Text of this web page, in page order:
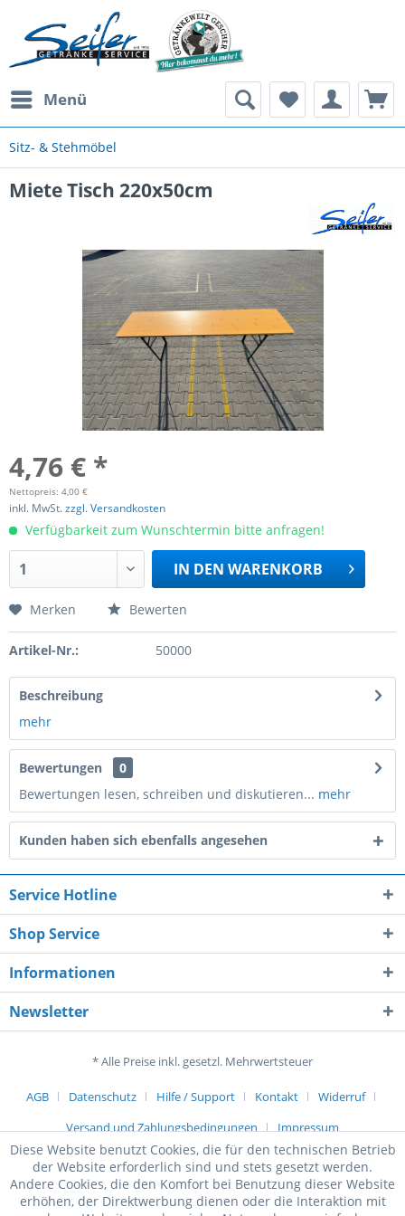
Menü
Sitz- & Stehmöbel
Miete Tisch 220x50cm
4,76 € *
Nettopreis: 4,00 €
inkl. MwSt.zzgl. Versandkosten
Verfügbarkeit zum Wunschtermin bitte anfragen!
IN DEN WARENKORB
Merken Bewerten
Artikel-Nr.: 50000
Beschreibung
mehr
Bewertungen
0
Bewertungen lesen, schreiben und diskutieren... mehr
Kunden haben sich ebenfalls angesehen
Service Hotline
Shop Service
Informationen
Newsletter
* Alle Preise inkl. gesetzl. Mehrwertsteuer
AGB Datenschutz Hilfe / Support Kontakt
Widerruf
Versand und Zahlungsbedingungen
Impressum
Diese Website benutzt Cookies, die für den technischen Betrieb
der Website erforderlich sind und stets gesetzt werden.
Andere Cookies, die den Komfort bei Benutzung dieser Website
erhöhen, der Direktwerbung dienen oder die Interaktion mit